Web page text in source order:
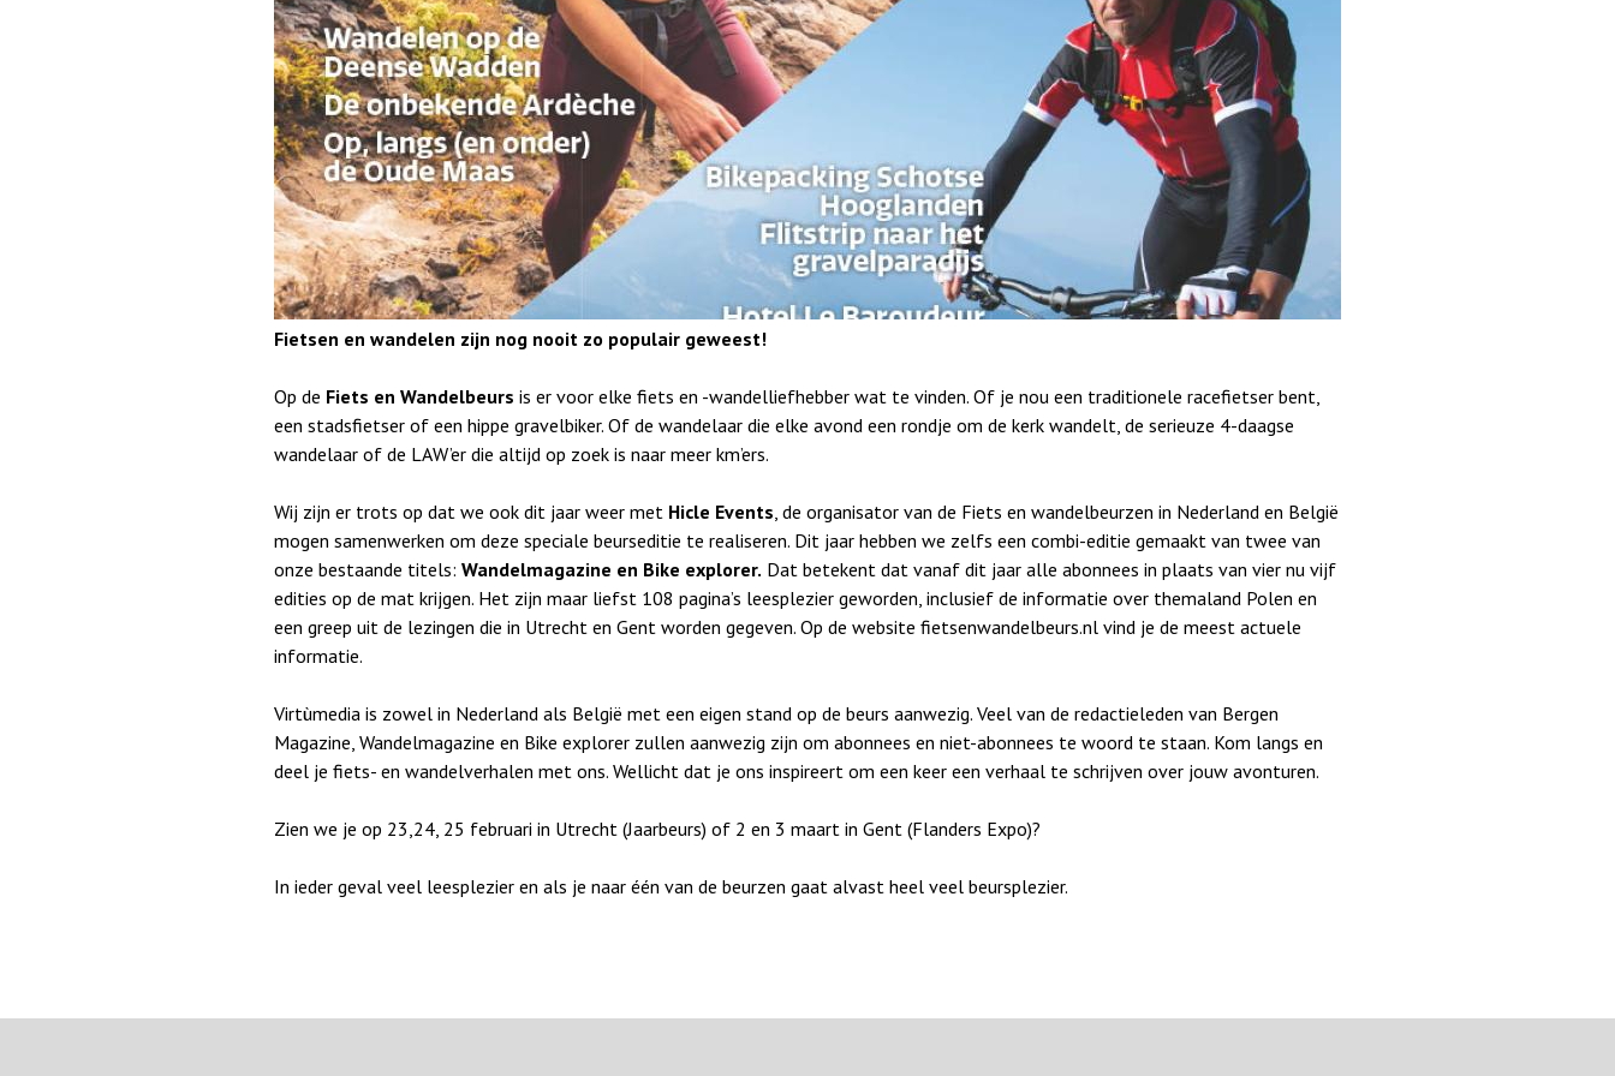
Fietsen en wandelen zijn nog nooit zo populair geweest!
Op de Fiets en Wandelbeurs is er voor elke fiets en -wandelliefhebber wat te vinden. Of je nou een traditionele racefietser bent,
een stadsfietser of een hippe gravelbiker. Of de wandelaar die elke avond een rondje om de kerk wandelt, de serieuze 4-daagse
wandelaar of de LAW’er die altijd op zoek is naar meer km’ers.
Wij zijn er trots op dat we ook dit jaar weer met Hicle Events, de organisator van de Fiets en wandelbeurzen in Nederland en België
mogen samenwerken om deze speciale beurseditie te realiseren. Dit jaar hebben we zelfs een combi-editie gemaakt van twee van
onze bestaande titels: Wandelmagazine en Bike explorer. Dat betekent dat vanaf dit jaar alle abonnees in plaats van vier nu vijf
edities op de mat krijgen. Het zijn maar liefst 108 pagina’s leesplezier geworden, inclusief de informatie over themaland Polen en
een greep uit de lezingen die in Utrecht en Gent worden gegeven. Op de website fietsenwandelbeurs.nl vind je de meest actuele
informatie.
Virtùmedia is zowel in Nederland als België met een eigen stand op de beurs aanwezig. Veel van de redactieleden van Bergen
Magazine, Wandelmagazine en Bike explorer zullen aanwezig zijn om abonnees en niet-abonnees te woord te staan. Kom langs en
deel je fiets- en wandelverhalen met ons. Wellicht dat je ons inspireert om een keer een verhaal te schrijven over jouw avonturen.
Zien we je op 23,24, 25 februari in Utrecht (Jaarbeurs) of 2 en 3 maart in Gent (Flanders Expo)?
In ieder geval veel leesplezier en als je naar één van de beurzen gaat alvast heel veel beursplezier.